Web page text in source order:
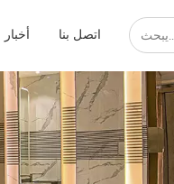
أخبار اتصل بنا